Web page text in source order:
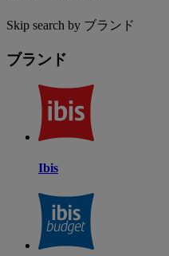
Skip search by ブランド
ブランド
Ibis